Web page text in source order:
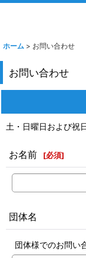
ホーム > お問い合わせ
お問い合わせ
土・日曜日および祝
お名前 [必須]
団体名
団体様でのお問い